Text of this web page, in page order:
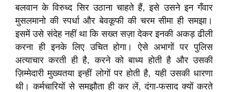
बलवान के विरुध्द सिर उठाना चाहते हैं, इसे उसने इन गँवार
मुसलमानो की स्पर्धा और बेवकूफी की चरम सीमा ही समझा।
इसमें उसे संदेह नहीं था कि सख्त सज़ा देकर इनकी अकड़ ढीली
करना ही इनके लिए उचित होगा। ऐसे अभागों पर पुलिस
अत्याचार करती ही है, करने को बाध्‍य होती है और उसकी
ज़िम्मेदारी मुख्यतया इन्हीं लोगों पर होती है, यही उसकी धारणा
थी। कर्मचारियों से समझौता ही कर लें, दंगा-फसाद क्यों करते